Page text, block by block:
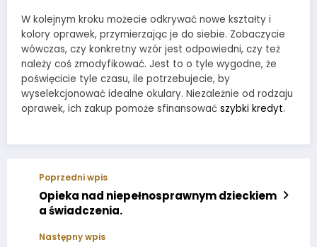
W kolejnym kroku możecie odkrywać nowe kształty i
kolory oprawek, przymierzając je do siebie. Zobaczycie
wówczas, czy konkretny wzór jest odpowiedni, czy też
należy coś zmodyfikować. Jest to o tyle wygodne, że
poświęcicie tyle czasu, ile potrzebujecie, by
wyselekcjonować idealne okulary. Niezależnie od rodzaju
oprawek, ich zakup pomoże sfinansować szybki kredyt.
Poprzedni wpis
Opieka nad niepełnosprawnym dzieckiem
a świadczenia.
Następny wpis